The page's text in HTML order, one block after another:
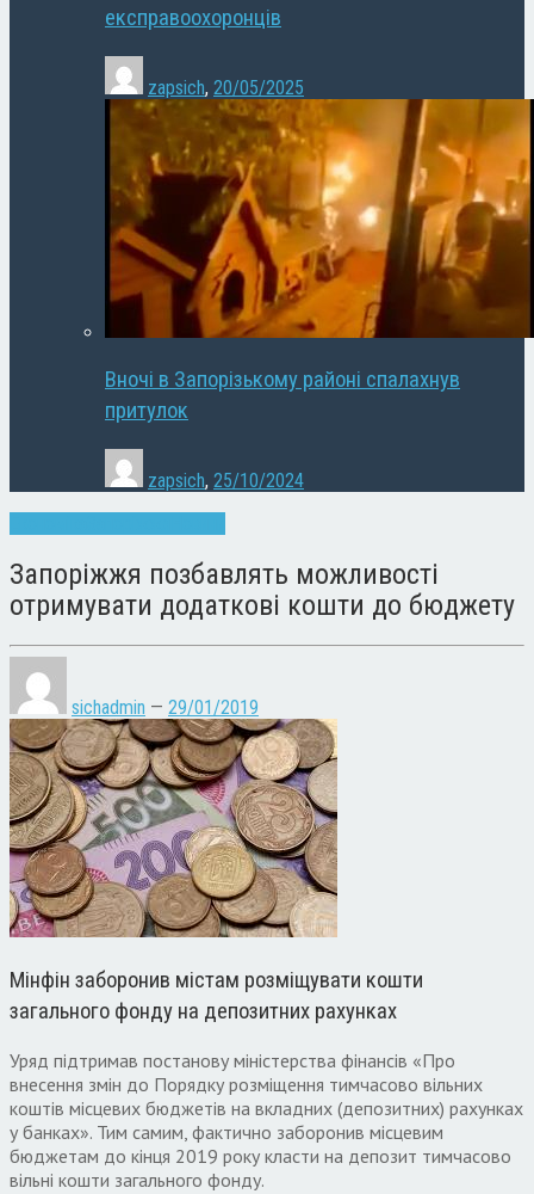
експравоохоронців
zapsich, 20/05/2025
Вночі в Запорізькому районі спалахнув
притулок
zapsich, 25/10/2024
Запоріжжя позбавлять можливості
отримувати додаткові кошти до бюджету
sichadmin — 29/01/2019
Мінфін заборонив містам розміщувати кошти
загального фонду на депозитних рахунках
Уряд підтримав постанову міністерства фінансів «Про
внесення змін до Порядку розміщення тимчасово вільних
коштів місцевих бюджетів на вкладних (депозитних) рахунках
у банках». Тим самим, фактично заборонив місцевим
бюджетам до кінця 2019 року класти на депозит тимчасово
вільні кошти загального фонду.